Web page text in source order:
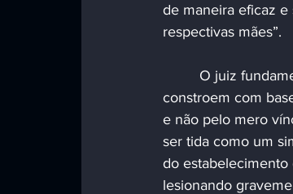
de maneira eficaz e
respectivas mães”.
constroem com
e não pelo mero
ser tida como um
do
lesionando